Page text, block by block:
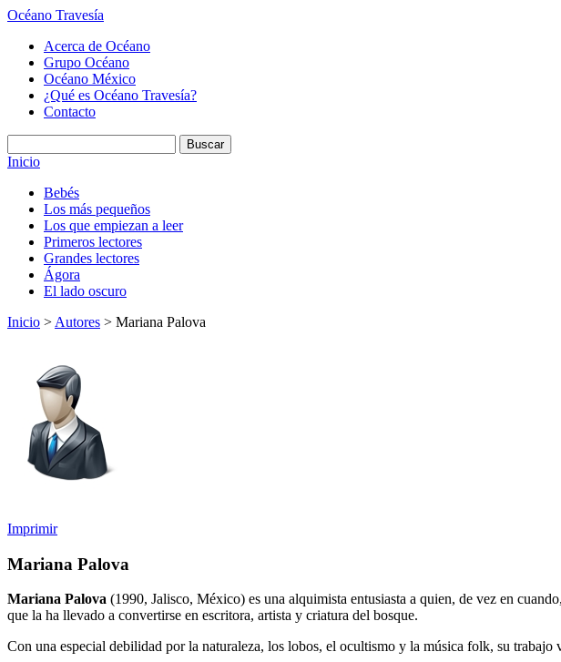
Océano Travesía
Acerca de Océano
Grupo Océano
Océano México
¿Qué es Océano Travesía?
Contacto
Inicio
Bebés
Los más pequeños
Los que empiezan a leer
Primeros lectores
Grandes lectores
Ágora
El lado oscuro
Inicio > Autores > Mariana Palova
Imprimir
Mariana Palova
Mariana Palova (1990, Jalisco, México) es una alquimista entusiasta a quien, de vez en
que la ha llevado a convertirse en escritora, artista y criatura del bosque.
Con una especial debilidad por la naturaleza, los lobos, el ocultismo y la música folk, su